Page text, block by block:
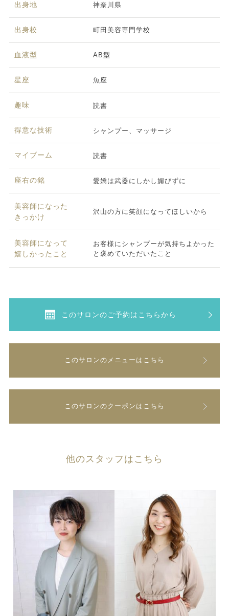
出身地 神奈川県
出身校 町田美容専門学校
血液型 AB型
星座 魚座
趣味 読書
得意な技術 シャンプー、マッサージ
マイブーム 読書
座右の銘 愛嬌は武器にしかし媚びずに
美容師になった
きっかけ
沢山の方に笑顔になってほしいから
美容師になって
嬉しかったこと
お客様にシャンプーが気持ちよかった
と褒めていただいたこと
このサロンのご予約はこちらから
このサロンのメニューはこちら
このサロンのクーポンはこちら
他のスタッフはこちら